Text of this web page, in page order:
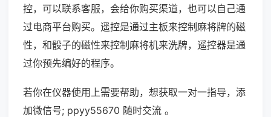
控，可以联系客服，会给你购买渠道，也可以自己通
过电商平台购买。遥控是通过主板来控制麻将牌的磁
性，和骰子的磁性来控制麻将机来洗牌，遥控器是通
过你预先编好的程序。
若你在仪器使用上需要帮助，想获取一对一指导，添
加微信号; ppyy55670 随时交流 。